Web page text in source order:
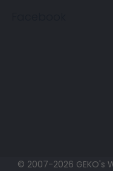
© 2007-2026 GEKO's